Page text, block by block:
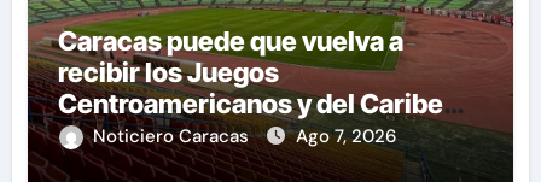
Caracas puede que vuelva a
recibir los Juegos
Centroamericanos y del Caribe
tras mas de 70 años
Noticiero Caracas Ago 7, 2026